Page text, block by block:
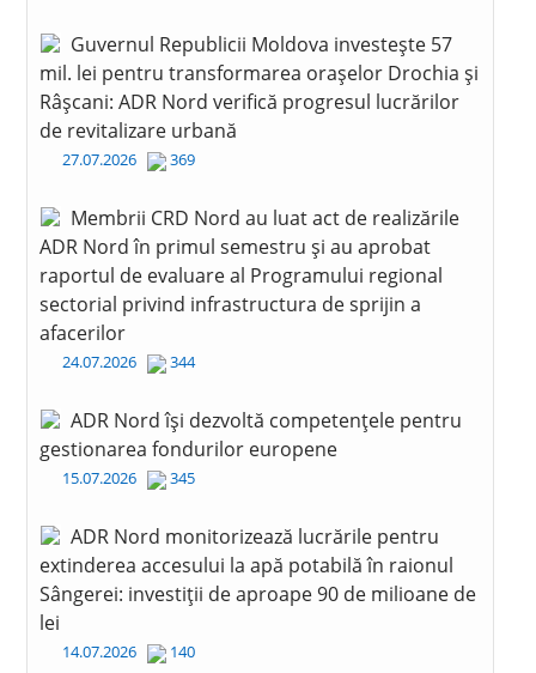
Guvernul Republicii Moldova investește 57
mil. lei pentru transformarea orașelor Drochia și
Râșcani: ADR Nord verifică progresul lucrărilor
de revitalizare urbană
27.07.2026 369
Membrii CRD Nord au luat act de realizările
ADR Nord în primul semestru și au aprobat
raportul de evaluare al Programului regional
sectorial privind infrastructura de sprijin a
afacerilor
24.07.2026 344
ADR Nord își dezvoltă competențele pentru
gestionarea fondurilor europene
15.07.2026 345
ADR Nord monitorizează lucrările pentru
extinderea accesului la apă potabilă în raionul
Sângerei: investiții de aproape 90 de milioane de
lei
14.07.2026 140